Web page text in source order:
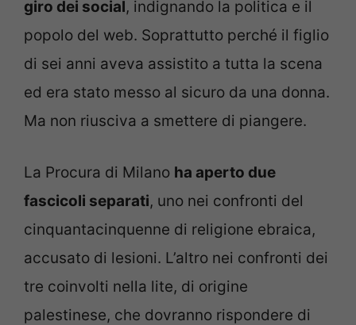
giro dei social, indignando la politica e il
popolo del web. Soprattutto perché il figlio
di sei anni aveva assistito a tutta la scena
ed era stato messo al sicuro da una donna.
Ma non riusciva a smettere di piangere.
La Procura di Milano ha aperto due
fascicoli separati, uno nei confronti del
cinquantacinquenne di religione ebraica,
accusato di lesioni. L’altro nei confronti dei
tre coinvolti nella lite, di origine
palestinese, che dovranno rispondere di